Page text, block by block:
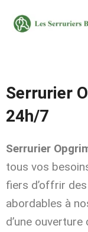
Serrurier
24h/7
Serrurier
tous vos
fiers d’offrir
abordables à
d’une